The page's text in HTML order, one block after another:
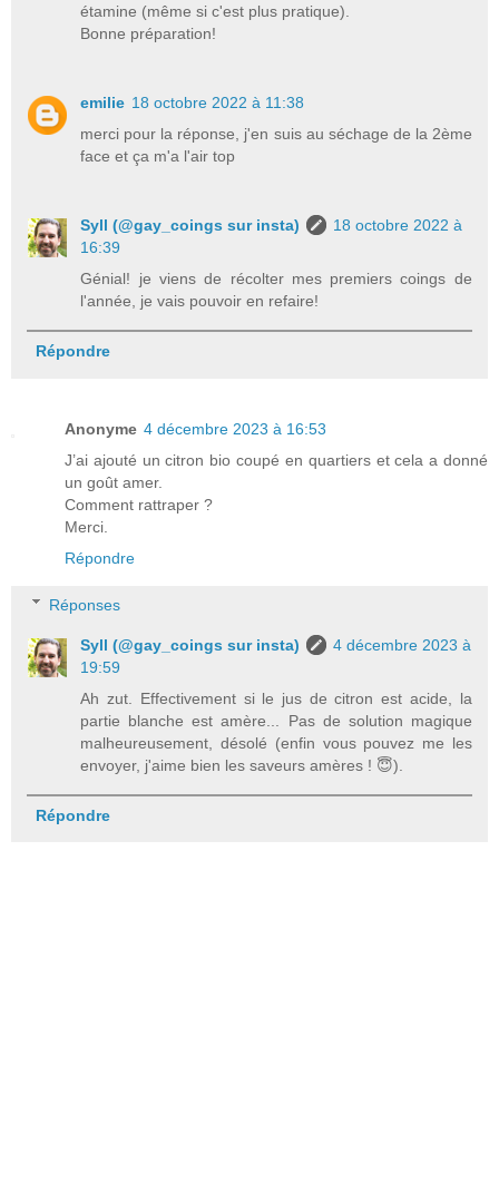
étamine (même si c'est plus pratique).
Bonne préparation!
emilie 18 octobre 2022 à 11:38
merci pour la réponse, j'en suis au séchage de la 2ème
face et ça m'a l'air top
Syll (@gay_coings sur insta)
18 octobre 2022 à
16:39
Génial! je viens de récolter mes premiers coings de
l'année, je vais pouvoir en refaire!
Répondre
Anonyme 4 décembre 2023 à 16:53
J’ai ajouté un citron bio coupé en quartiers et cela a donné
un goût amer.
Comment rattraper ?
Merci.
Répondre
Réponses
Syll (@gay_coings sur insta)
4 décembre 2023 à
19:59
Ah zut. Effectivement si le jus de citron est acide, la
partie blanche est amère... Pas de solution magique
malheureusement, désolé (enfin vous pouvez me les
envoyer, j'aime bien les saveurs amères ! 😇).
Répondre